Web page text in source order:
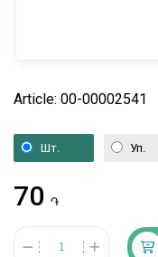
Article: 00-00002541
Шт. Уп.
70 ֏